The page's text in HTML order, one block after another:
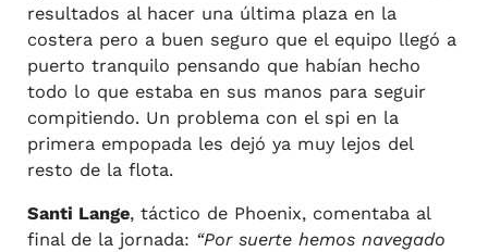
resultados al hacer una última plaza en la
costera pero a buen seguro que el equipo llegó a
puerto tranquilo pensando que habían hecho
todo lo que estaba en sus manos para seguir
compitiendo. Un problema con el spi en la
primera empopada les dejó ya muy lejos del
resto de la flota.
Santi Lange, táctico de Phoenix, comentaba al
final de la jornada: “Por suerte hemos navegado